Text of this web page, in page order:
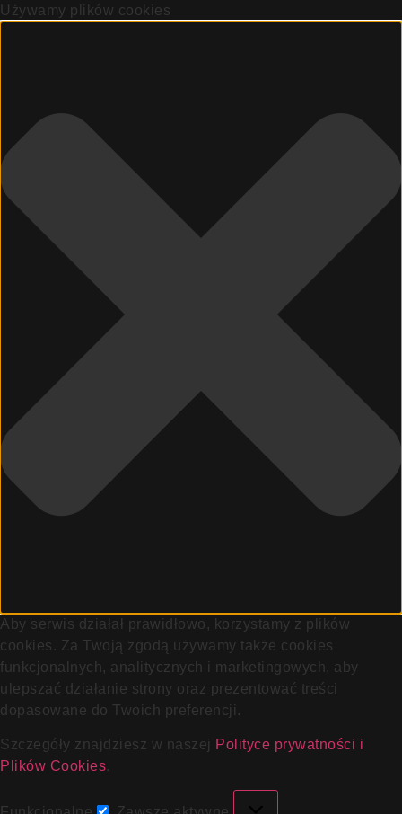
Używamy plików cookies
Aby serwis działał prawidłowo, korzystamy z plików
cookies. Za Twoją zgodą używamy także cookies
funkcjonalnych, analitycznych i marketingowych, aby
ulepszać działanie strony oraz prezentować treści
dopasowane do Twoich preferencji.
Szczegóły znajdziesz w naszej Polityce prywatności i
Plików Cookies.